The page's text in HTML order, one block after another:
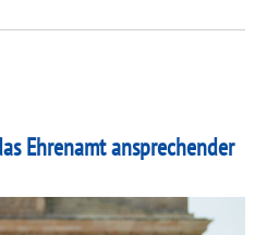
Ehrenamt ansprechender